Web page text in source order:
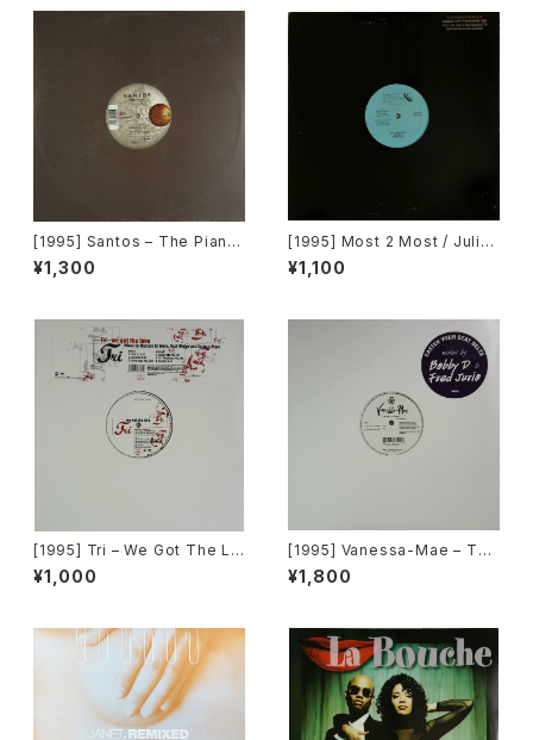
[1995] Santos – The Piano
[Mantra Vibes]
¥1,300
[1995] Most 2 Most / Julian
Golson – Soul 4 Real / Ope
n Your Eyes [Choice Recor
¥1,100
[1995] Tri – We Got The Lo
ve [Epic]
¥1,000
[1995] Vanessa-Mae – Toc
cata & Fugue In D Minor [A
ngel Records]
¥1,800